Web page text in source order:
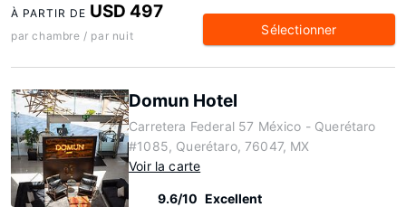
À PARTIR DE USD 497
par chambre / par nuit Sélectionner
Domun Hotel
Carretera Federal 57 México - Querétaro
#1085, Querétaro, 76047, MX
Voir la carte
9.6/10 Excellent